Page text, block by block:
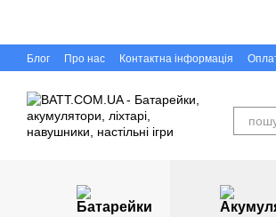
Блог Про нас Контактна інформація